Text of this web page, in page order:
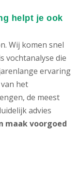
helpt je ook
Wij komen snel
vochtanalyse die
ervaring
het
de meest
advies
maak voorgoed